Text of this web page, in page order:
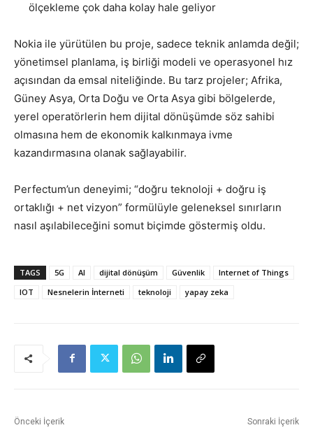
ölçekleme çok daha kolay hale geliyor
Nokia ile yürütülen bu proje, sadece teknik anlamda değil;
yönetimsel planlama, iş birliği modeli ve operasyonel hız
açısından da emsal niteliğinde. Bu tarz projeler; Afrika,
Güney Asya, Orta Doğu ve Orta Asya gibi bölgelerde,
yerel operatörlerin hem dijital dönüşümde söz sahibi
olmasına hem de ekonomik kalkınmaya ivme
kazandırmasına olanak sağlayabilir.
Perfectum’un deneyimi; “doğru teknoloji + doğru iş
ortaklığı + net vizyon” formülüyle geleneksel sınırların
nasıl aşılabileceğini somut biçimde göstermiş oldu.
TAGS 5G AI dijital dönüşüm Güvenlik
Internet of Things
IOT
Nesnelerin İnterneti teknoloji yapay zeka
Önceki İçerik Sonraki İçerik